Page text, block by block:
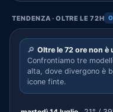
TENDENZA · OLTRE LE 72H
🔎 Oltre le 72 ore non è
Confrontiamo tre
alta, dove divergono è
icone finte.